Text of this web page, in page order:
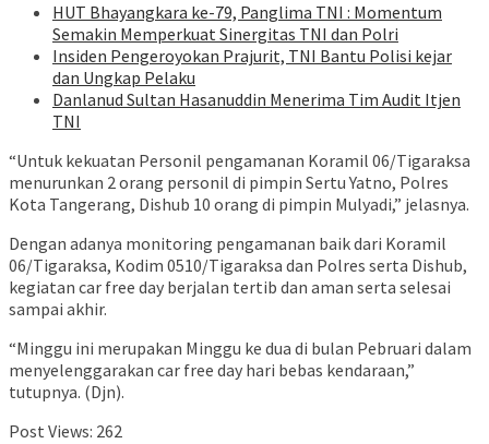
HUT Bhayangkara ke-79, Panglima TNI : Momentum
Semakin Memperkuat Sinergitas TNI dan Polri
Insiden Pengeroyokan Prajurit, TNI Bantu Polisi kejar
dan Ungkap Pelaku
Danlanud Sultan Hasanuddin Menerima Tim Audit Itjen
TNI
“Untuk kekuatan Personil pengamanan Koramil 06/Tigaraksa
menurunkan 2 orang personil di pimpin Sertu Yatno, Polres
Kota Tangerang, Dishub 10 orang di pimpin Mulyadi,” jelasnya.
Dengan adanya monitoring pengamanan baik dari Koramil
06/Tigaraksa, Kodim 0510/Tigaraksa dan Polres serta Dishub,
kegiatan car free day berjalan tertib dan aman serta selesai
sampai akhir.
“Minggu ini merupakan Minggu ke dua di bulan Pebruari dalam
menyelenggarakan car free day hari bebas kendaraan,”
tutupnya. (Djn).
Post Views: 262